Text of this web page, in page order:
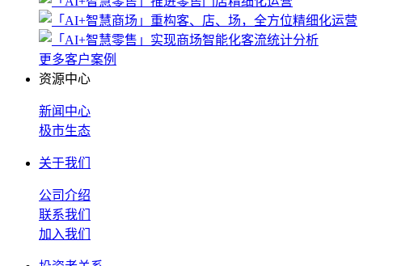
更多客户案例
资源中心
新闻中心
极市生态
关于我们
公司介绍
联系我们
加入我们